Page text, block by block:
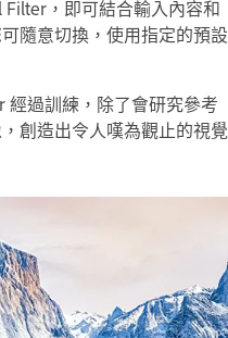
Filter，即可結合輸入內容和
隨意切換，使用指定的預設
經過訓練，除了會研究參考
創造出令人嘆為觀止的視覺